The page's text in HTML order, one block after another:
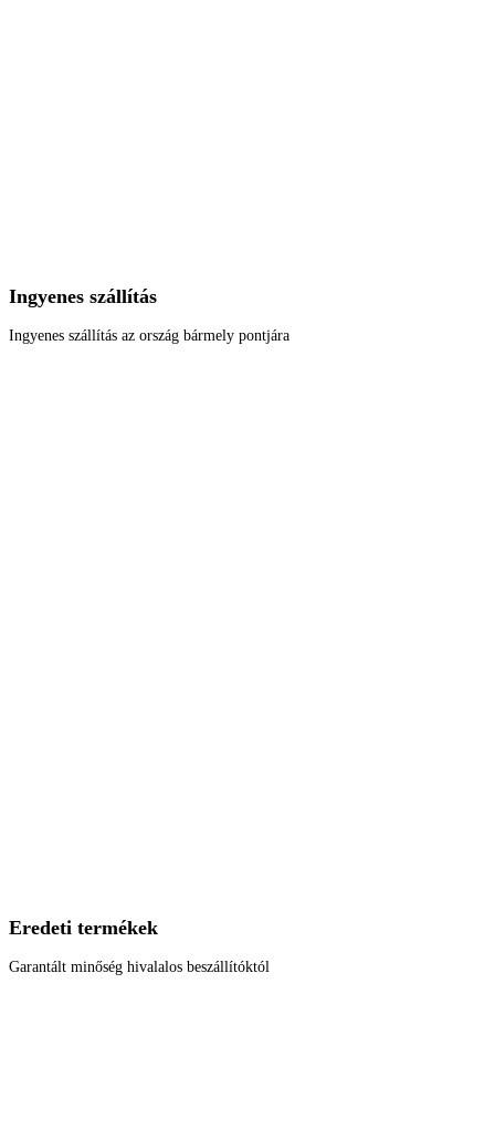
Ingyenes szállítás
Ingyenes szállítás az ország bármely pontjára
Eredeti termékek
Garantált minőség hivalalos beszállítóktól